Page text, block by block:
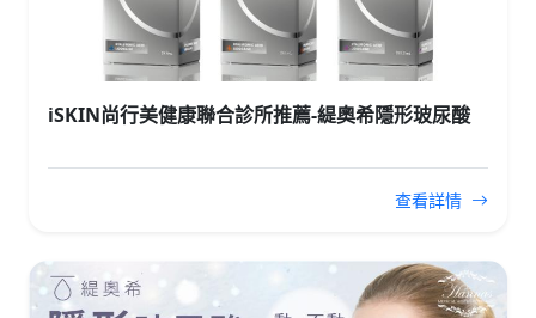
iSKIN尚行美健康聯合診所推薦-緹奧希隱形玻尿酸
查看詳情